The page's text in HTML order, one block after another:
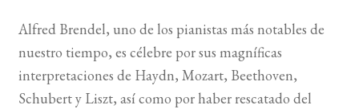
Alfred Brendel, uno de los pianistas más notables de
nuestro tiempo, es célebre por sus magníficas
interpretaciones de Haydn, Mozart, Beethoven,
Schubert y Liszt, así como por haber rescatado del